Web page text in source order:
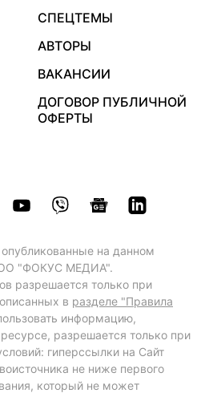
СПЕЦТЕМЫ
АВТОРЫ
ВАКАНСИИ
ДОГОВОР ПУБЛИЧНОЙ
ОФЕРТЫ
на данном
"ФОКУС МЕДИА".
разрешается только при
в разделе "Правила
информацию,
разрешается только при
гиперссылки на Сайт
не ниже первого
который не может